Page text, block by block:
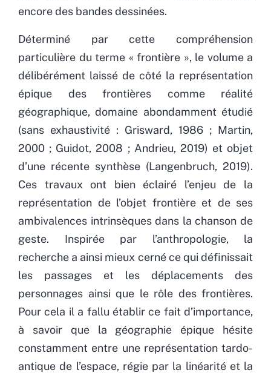
encore des bandes dessinées.
Déterminé par cette compréhension
particulière du terme « frontière », le volume a
délibérément laissé de côté la représentation
épique des frontières comme réalité
géographique, domaine abondamment étudié
(sans exhaustivité : Grisward, 1986 ; Martin,
2000 ; Guidot, 2008 ; Andrieu, 2019) et objet
d’une récente synthèse (Langenbruch, 2019).
Ces travaux ont bien éclairé l’enjeu de la
représentation de l’objet frontière et de ses
ambivalences intrinsèques dans la chanson de
geste. Inspirée par l’anthropologie, la
recherche a ainsi mieux cerné ce qui définissait
les passages et les déplacements des
personnages ainsi que le rôle des frontières.
Pour cela il a fallu établir ce fait d’importance,
à savoir que la géographie épique hésite
constamment entre une représentation tardo-
antique de l’espace, régie par la linéarité et la